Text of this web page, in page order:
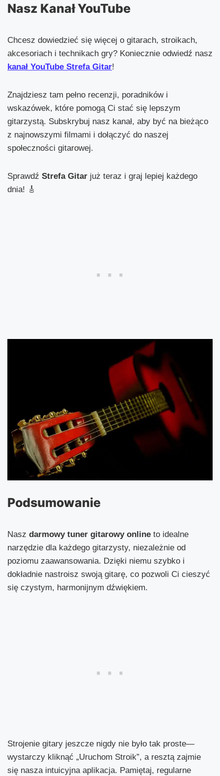
Nasz Kanał YouTube
Chcesz dowiedzieć się więcej o gitarach, stroikach,
akcesoriach i technikach gry? Koniecznie odwiedź nasz
kanał YouTube Strefa Gitar!
Znajdziesz tam pełno recenzji, poradników i
wskazówek, które pomogą Ci stać się lepszym
gitarzystą. Subskrybuj nasz kanał, aby być na bieżąco
z najnowszymi filmami i dołączyć do naszej
społeczności gitarowej.
Sprawdź Strefa Gitar już teraz i graj lepiej każdego
dnia! 🎸
Podsumowanie
Nasz darmowy tuner gitarowy online to idealne
narzędzie dla każdego gitarzysty, niezależnie od
poziomu zaawansowania. Dzięki niemu szybko i
dokładnie nastroisz swoją gitarę, co pozwoli Ci cieszyć
się czystym, harmonijnym dźwiękiem.
Strojenie gitary jeszcze nigdy nie było tak proste—
wystarczy kliknąć „Uruchom Stroik”, a resztą zajmie
się nasza intuicyjna aplikacja. Pamiętaj, regularne